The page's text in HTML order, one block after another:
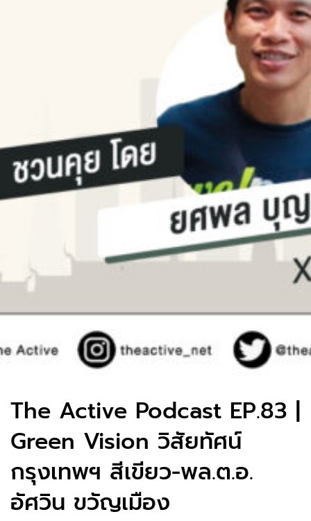
The Active Podcast EP.83 |
Green Vision วิสัยทัศน์
กรุงเทพฯ สีเขียว-พล.ต.อ.
อัศวิน ขวัญเมือง